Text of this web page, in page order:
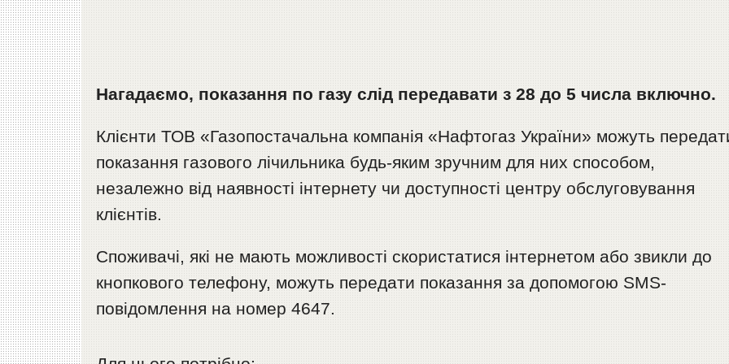
Нагадаємо, показання по газу слід передавати з 28 до 5 числа включно.
Клієнти ТОВ «Газопостачальна компанія «Нафтогаз України» можуть
показання газового лічильника будь-яким зручним для них способом,
незалежно від наявності інтернету чи доступності центру обслуговування
клієнтів.
Споживачі, які не мають можливості скористатися інтернетом або звикли до
кнопкового телефону, можуть передати показання за допомогою SMS-
повідомлення на номер 4647.